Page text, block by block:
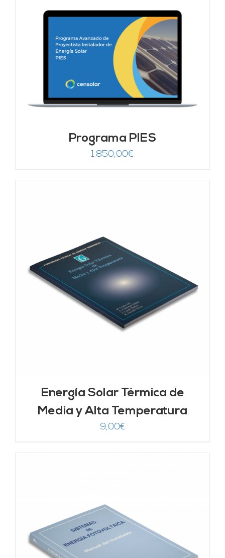
Programa PIES
1.850,00€
Energía Solar Térmica de
Media y Alta Temperatura
9,00€